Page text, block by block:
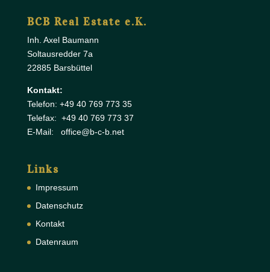
BCB Real Estate e.K.
Inh. Axel Baumann
Soltausredder 7a
22885 Barsbüttel
Kontakt:
Telefon: +49 40 769 773 35
Telefax: +49 40 769 773 37
E-Mail: office@b-c-b.net
Links
Impressum
Datenschutz
Kontakt
Datenraum